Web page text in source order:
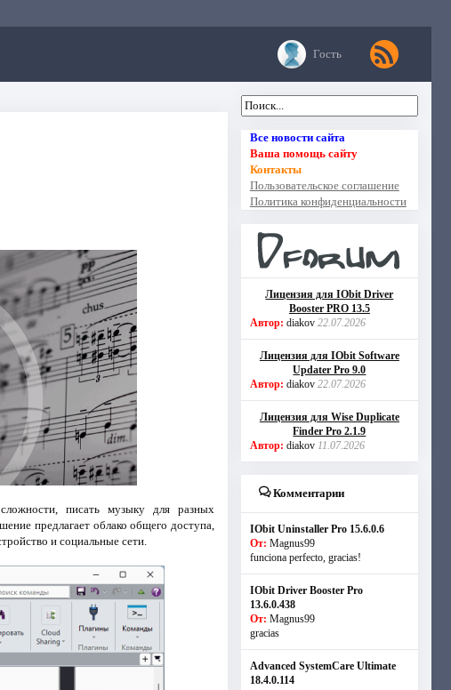
Гость
писать музыку для разных
предлагает облако общего доступа,
и социальные сети.
Все новости сайта
Ваша помощь сайту
Контакты
Пользовательское соглашение
Политика конфиденциальности
Лицензия для IObit Driver
Booster PRO 13.5
Автор: diakov 22.07.2026
Лицензия для IObit Software
Updater Pro 9.0
Автор: diakov 22.07.2026
Лицензия для Wise Duplicate
Finder Pro 2.1.9
Автор: diakov 11.07.2026
Комментарии
IObit Uninstaller Pro 15.6.0.6
От: Magnus99
funciona perfecto, gracias!
IObit Driver Booster Pro
13.6.0.438
От: Magnus99
gracias
Advanced SystemCare Ultimate
18.4.0.114